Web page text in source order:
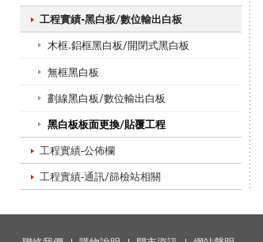
工程實績-黑白板/數位輸出白板
木框.鋁框黑白板/開閉式黑白板
無框黑白板
劃線黑白板/數位輸出白板
黑白板板面更換/貼覆工程
工程實績-公佈欄
工程實績-通訊/篩檢站相關